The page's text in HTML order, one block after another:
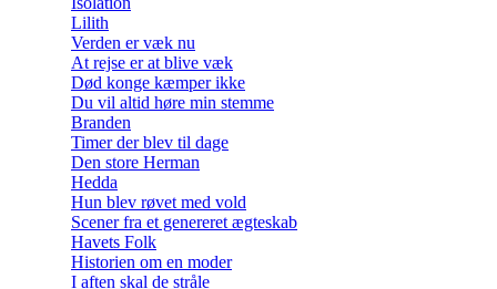
Lilith
Verden er væk nu
At rejse er at blive væk
Død konge kæmper ikke
Du vil altid høre min stemme
Branden
Timer der blev til dage
Den store Herman
Hedda
Hun blev røvet med vold
Scener fra et genereret ægteskab
Havets Folk
Historien om en moder
I aften skal de stråle